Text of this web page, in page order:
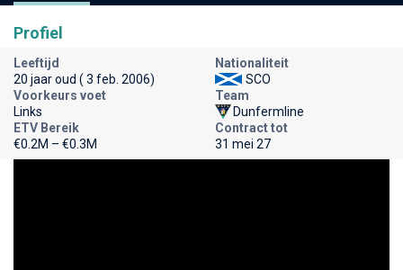
Profiel
Leeftijd
20 jaar oud ( 3 feb. 2006)
Nationaliteit
SCO
Voorkeurs voet
Links
Team
Dunfermline
ETV Bereik
€0.2M – €0.3M
Contract tot
31 mei 27